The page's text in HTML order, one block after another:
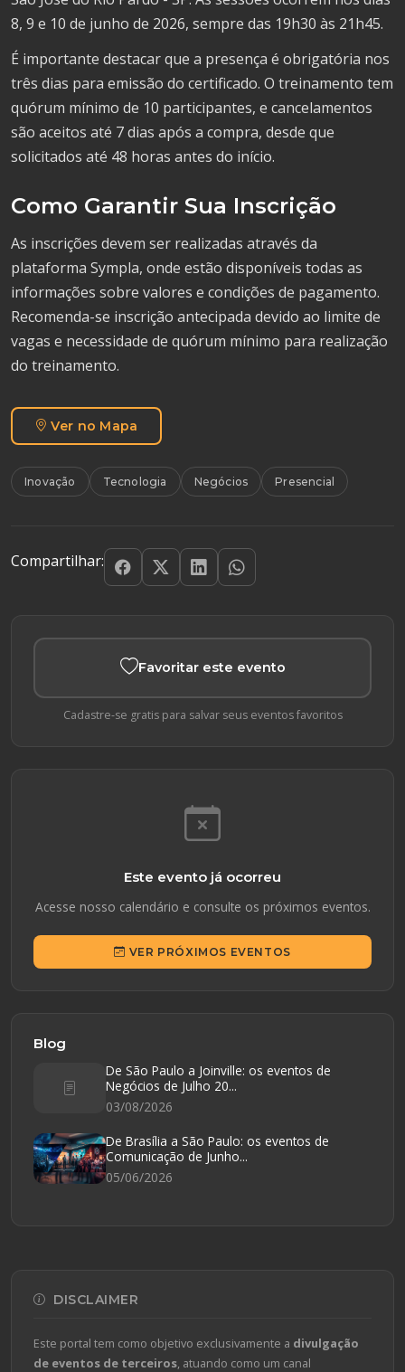
8, 9 e 10 de junho de 2026, sempre das 19h30 às 21h45.
É importante destacar que a presença é obrigatória nos
três dias para emissão do certificado. O treinamento tem
quórum mínimo de 10 participantes, e cancelamentos
são aceitos até 7 dias após a compra, desde que
solicitados até 48 horas antes do início.
Como Garantir Sua Inscrição
As inscrições devem ser realizadas através da
plataforma Sympla, onde estão disponíveis todas as
informações sobre valores e condições de pagamento.
Recomenda-se inscrição antecipada devido ao limite de
vagas e necessidade de quórum mínimo para realização
do treinamento.
Ver no Mapa
Inovação Tecnologia Negócios Presencial
Compartilhar:
Favoritar este evento
Cadastre-se gratis para salvar seus eventos favoritos
Este evento já ocorreu
Acesse nosso calendário e consulte os próximos eventos.
VER PRÓXIMOS EVENTOS
Blog
De São Paulo a Joinville: os eventos de
Negócios de Julho 20...
03/08/2026
De Brasília a São Paulo: os eventos de
Comunicação de Junho...
05/06/2026
DISCLAIMER
Este portal tem como objetivo exclusivamente a divulgação
de eventos de terceiros , atuando como um canal